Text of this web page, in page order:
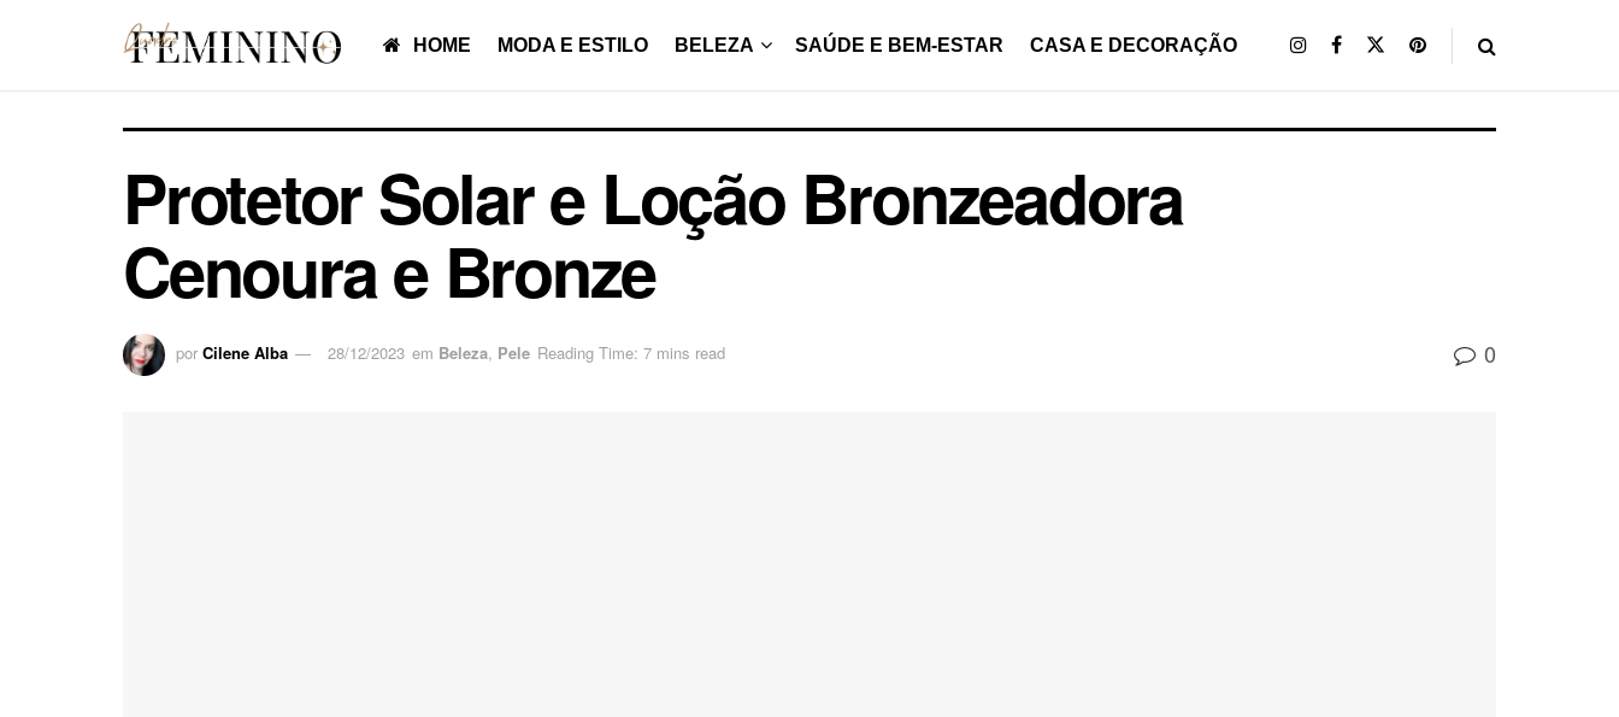
HOME MODA E ESTILO BELEZA SAÚDE E BEM-ESTAR CASA E DECORAÇÃO
Protetor Solar e Loção Bronzeadora
Cenoura e Bronze
por Cilene Alba 28/12/2023 em Beleza, Pele Reading Time: 7 mins read 0